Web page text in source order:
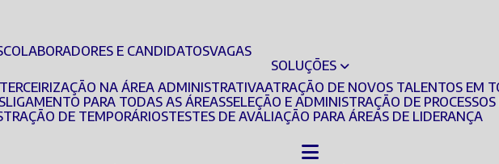
COLABORADORES E CANDIDATOS VAGAS
SOLUÇÕES
TERCEIRIZAÇÃO NA ÁREA ADMINISTRATIVA ATRAÇÃO DE NOVOS TALENTOS EM
PARA TODAS AS ÁREAS SELEÇÃO E ADMINISTRAÇÃO DE
DE TEMPORÁRIOS TESTES DE AVALIAÇÃO PARA ÁREAS DE LIDERANÇA